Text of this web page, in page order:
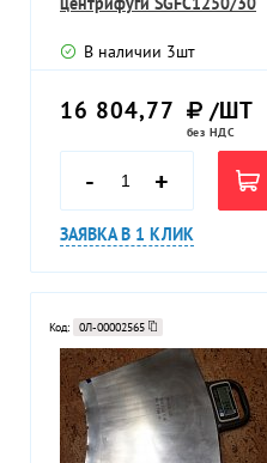
В наличии 3шт
16 804,77 /ШТ
без НДС
- +
ЗАЯВКА В 1 КЛИК
Код: 0Л-00002565